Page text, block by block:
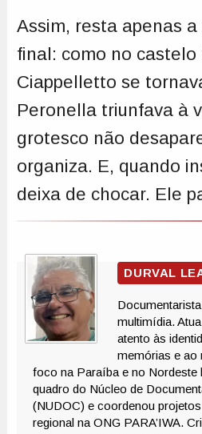
Assim, resta apenas
final: como no
Ciappelletto se
Peronella triunfava à
grotesco não
organiza. E, quando
deixa de chocar. Ele